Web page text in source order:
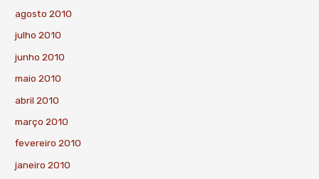
agosto 2010
julho 2010
junho 2010
maio 2010
abril 2010
março 2010
fevereiro 2010
janeiro 2010